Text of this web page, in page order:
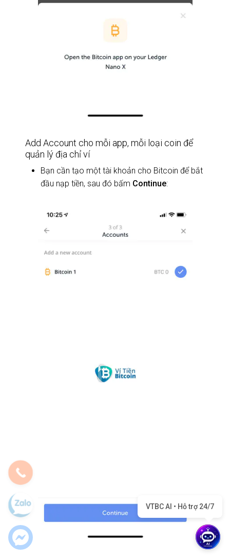
Add Account cho mỗi app, mỗi loại coin để
quản lý địa chỉ ví
Bạn cần tạo một tài khoản cho Bitcoin để bắt
đầu nạp tiền, sau đó bấm Continue:
VTBC AI • Hỗ trợ 24/7